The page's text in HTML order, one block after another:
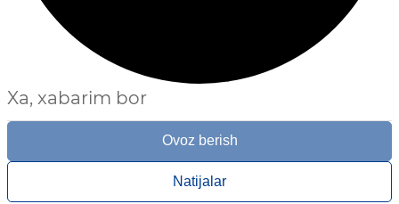
Xa, xabarim bor
Ovoz berish
Natijalar